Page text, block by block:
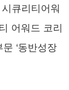
큐리티어워
어워드 코리
‘동반성장